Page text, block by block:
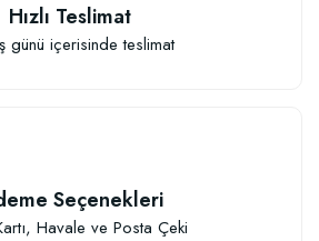
Hızlı Teslimat
günü içerisinde teslimat
Seçenekleri
Havale ve Posta Çeki